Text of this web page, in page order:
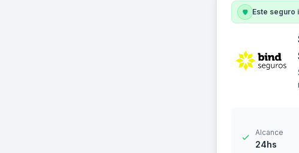
Este seguro
Alcance
24hs